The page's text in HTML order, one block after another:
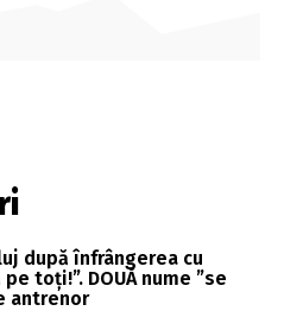
după înfrângerea cu
toți!”. DOUĂ nume ”se
antrenor